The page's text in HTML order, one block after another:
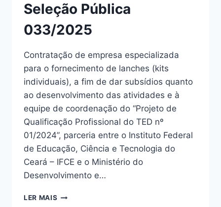
Seleção Pública
033/2025
Contratação de empresa especializada
para o fornecimento de lanches (kits
individuais), a fim de dar subsídios quanto
ao desenvolvimento das atividades e à
equipe de coordenação do “Projeto de
Qualificação Profissional do TED nº
01/2024”, parceria entre o Instituto Federal
de Educação, Ciência e Tecnologia do
Ceará – IFCE e o Ministério do
Desenvolvimento e…
LER MAIS